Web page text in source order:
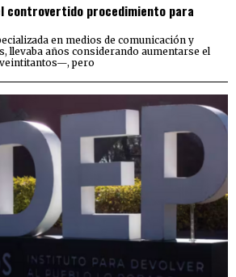
controvertido procedimiento para
en medios de comunicación y
llevaba años considerando aumentarse el
pero